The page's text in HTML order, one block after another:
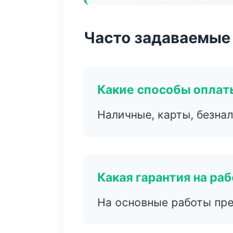
Часто
Какие способы
Наличные, карты,
Какая гарантия на
На основные работы